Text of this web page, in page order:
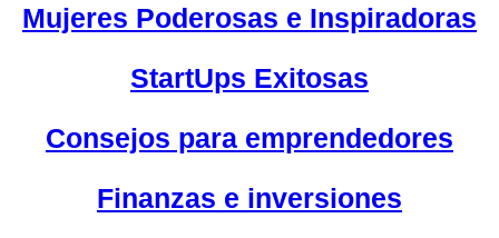
Mujeres Poderosas e Inspiradoras
StartUps Exitosas
Consejos para emprendedores
Finanzas e inversiones